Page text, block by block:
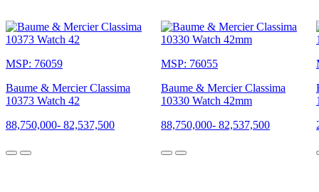
MSP: 76059
Baume & Mercier Classima
10373 Watch 42
88,750,000- 82,537,500
MSP: 76055
Baume & Mercier Classima
10330 Watch 42mm
88,750,000- 82,537,500